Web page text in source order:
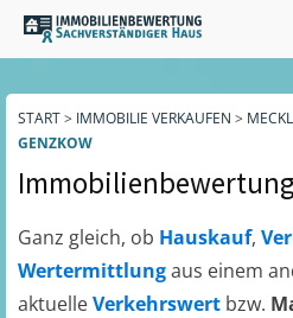
START> IMMOBILIE VERKAUFEN >
GENZKOW
Ganz gleich, ob Hauskauf,
Wertermittlungaus einem
aktuelleVerkehrswert bzw.